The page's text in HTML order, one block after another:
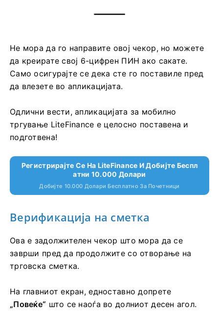
Не мора да го направите овој чекор, но можете
да креирате свој 6-цифрен ПИН ако сакате.
Само осигурајте се дека сте го поставиле пред
да влезете во апликацијата.
Одлични вести, апликацијата за мобилно
тргување LiteFinance е целосно поставена и
подготвена!
Регистрирајте Се На LiteFinance И Добијте Беспл
Атни 10.000 Долари
Добијте 10.000 Долари Бесплатно За Почетници
Верификација на сметка
Ова е задолжителен чекор што мора да се
заврши пред да продолжите со отворање на
трговска сметка.
На главниот екран, едноставно допрете
„Повеќе“ што се наоѓа во долниот десен агол.